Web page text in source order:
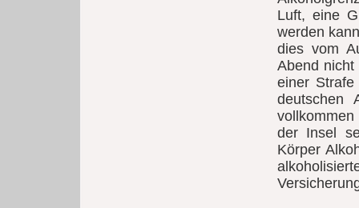
Luft, eine
werden
dies vom
Abend
einer
deutschen
der Insel
Körper